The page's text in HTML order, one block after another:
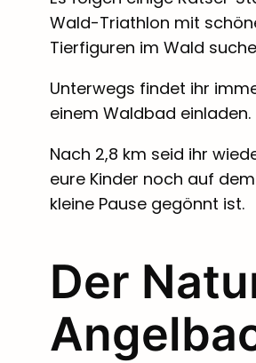
Wald-Triathlon mit
Tierfiguren im Wald
Unterwegs findet ihr
einem Waldbad einladen.
Nach 2,8 km seid ihr
eure Kinder noch auf
kleine Pause gegönnt ist.
Der